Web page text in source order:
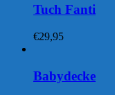
Tuch Fanti
€29,95
Babydecke